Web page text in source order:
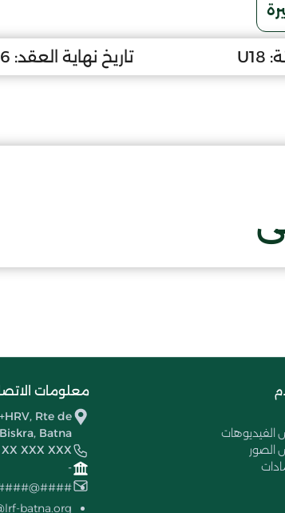
U18 تاريخ نهاية العقد:
معلومات
Rte de
Biskra, Batna
XX XXX XXX
-
batna.org